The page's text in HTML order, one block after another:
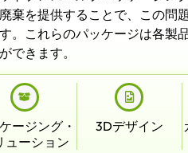
棄を提供することで、この問
。これらのパッケージは各製
できます。
ージング・
ューション
3Dデザイン